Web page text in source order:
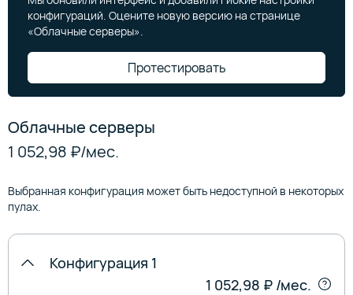
конфигураций. Оцените новую версию на странице
«Облачные серверы».
Протестировать
Облачные серверы
1 052,98 ₽/‍мес.
Выбранная конфигурация может быть недоступной в некоторых
пулах.
Конфигурация 1
1 052,98 ₽/мес.